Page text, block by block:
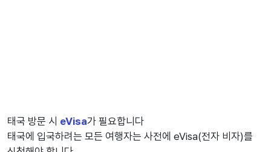
태국 방문 시 eVisa가 필요합니다
태국에 입국하려는 모든 여행자는 사전에 eVisa(전자 비자)를